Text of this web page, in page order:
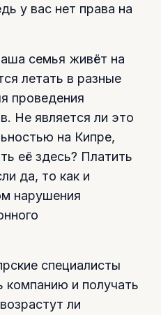
у вас нет права на
семья живёт на
летать в разные
проведения
Не является ли это
на Кипре,
её здесь? Платить
да, то как и
нарушения
специалисты
компанию и получать
ли